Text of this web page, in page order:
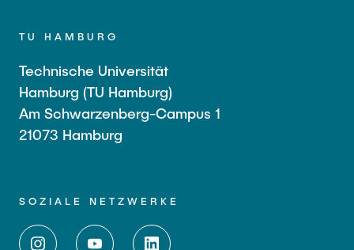
TU HAMBURG
Technische Universität
Hamburg (TU Hamburg)
Am Schwarzenberg-Campus 1
21073 Hamburg
SOZIALE NETZWERKE